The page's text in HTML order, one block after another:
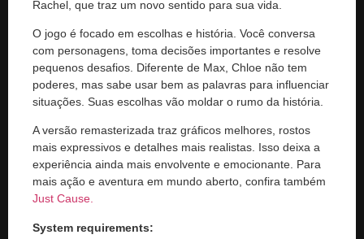
Rachel, que traz um novo sentido para sua vida.
O jogo é focado em escolhas e história. Você conversa
com personagens, toma decisões importantes e resolve
pequenos desafios. Diferente de Max, Chloe não tem
poderes, mas sabe usar bem as palavras para influenciar
situações. Suas escolhas vão moldar o rumo da história.
A versão remasterizada traz gráficos melhores, rostos
mais expressivos e detalhes mais realistas. Isso deixa a
experiência ainda mais envolvente e emocionante. Para
mais ação e aventura em mundo aberto, confira também
Just Cause.
System requirements: